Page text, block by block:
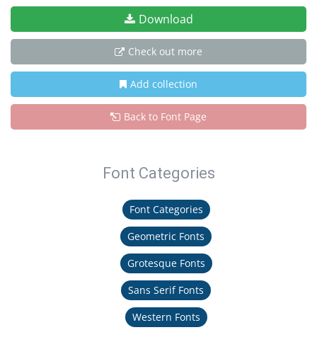
Download
Check out more
Add collection
Back to Font Page
Font Categories
Font Categories
Geometric Fonts
Grotesque Fonts
Sans Serif Fonts
Western Fonts